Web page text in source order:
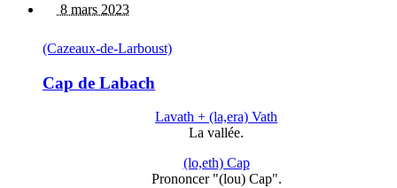
8 mars 2023
(Cazeaux-de-Larboust)
Cap de Labach
Lavath + (la,era) Vath
La vallée.
(lo,eth) Cap
Prononcer "(lou) Cap".